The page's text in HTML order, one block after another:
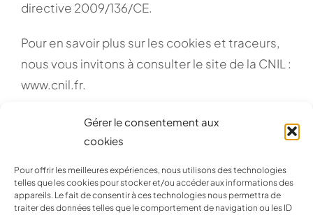
Gérer le consentement aux
cookies
Pour offrir les meilleures expériences, nous utilisons des technologies
telles que les cookies pour stocker et/ou accéder aux informations des
appareils. Le fait de consentir à ces technologies nous permettra de
traiter des données telles que le comportement de navigation ou les ID
directive 2009/136/CE.
Pour en savoir plus sur les cookies et traceurs,
nous vous invitons à consulter le site de la CNIL :
www.cnil.fr.
Conseil en communication & développement des ventes